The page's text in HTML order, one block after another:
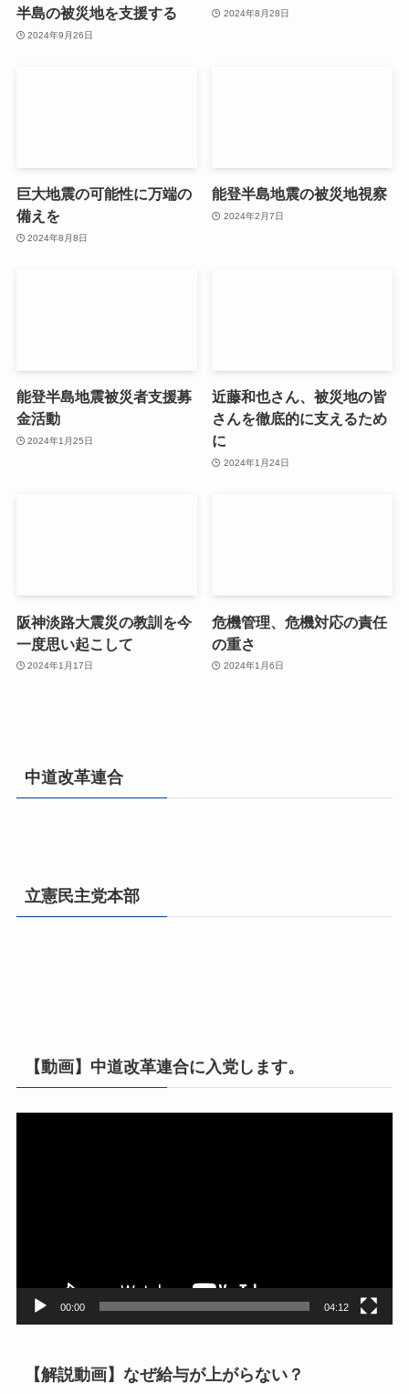
半島の被災地を支援する
2024年9月26日
2024年8月28日
巨大地震の可能性に万端の
備えを
2024年8月8日
能登半島地震の被災地視察
2024年2月7日
能登半島地震被災者支援募
金活動
2024年1月25日
近藤和也さん、被災地の皆
さんを徹底的に支えるため
に
2024年1月24日
阪神淡路大震災の教訓を今
一度思い起こして
2024年1月17日
危機管理、危機対応の責任
の重さ
2024年1月6日
中道改革連合
立憲民主党本部
【動画】中道改革連合に入党します。
00:00 04:12
【解説動画】なぜ給与が上がらない？